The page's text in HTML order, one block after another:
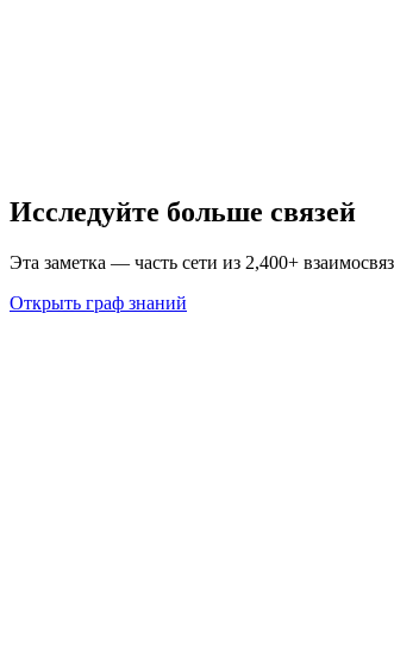
Исследуйте больше связей
Эта заметка — часть сети из 2,400+
Открыть граф знаний